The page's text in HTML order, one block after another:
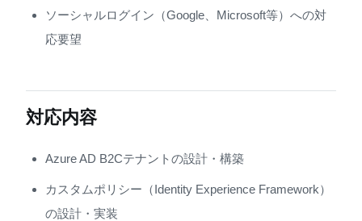
ソーシャルログイン（Google、Microsoft等）への対
応要望
対応内容
Azure AD B2Cテナントの設計・構築
カスタムポリシー（Identity Experience Framework）
の設計・実装